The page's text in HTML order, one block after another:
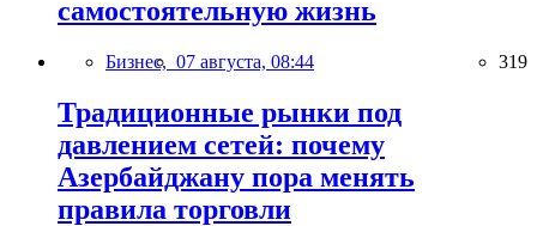
самостоятельную жизнь
Бизнес, 07 августа, 08:44 319
Традиционные рынки под
давлением сетей: почему
Азербайджану пора менять
правила торговли